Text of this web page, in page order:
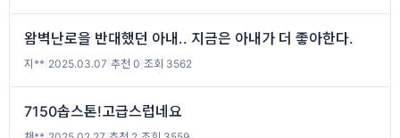
왐벽난로을 반대했던 아내.. 지금은 아내가 더 좋아한다.
지** 2025.03.07 추천 0 조회 3562
7150솝스톤!고급스럽네요